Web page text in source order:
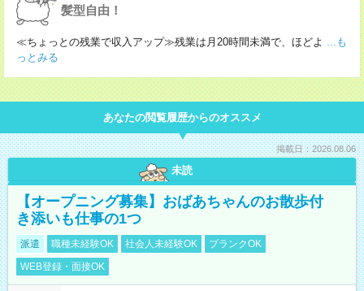
髪型自由！
≪ちょっとの残業で収入アップ≫残業は月20時間未満で、ほどよ ...も
っとみる
あなたの閲覧履歴からのオススメ
掲載日：2026.08.06
未読
【オープニング募集】おばあちゃんのお散歩付
き添いも仕事の1つ
派遣 職種未経験OK 社会人未経験OK
ブランクOK
WEB登録・面接OK